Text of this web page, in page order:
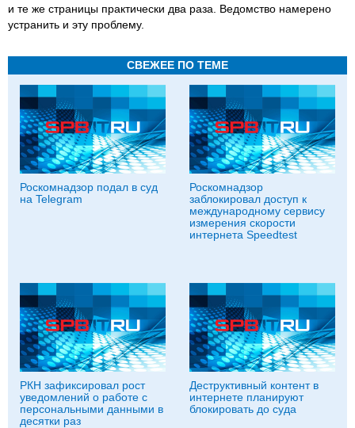
и те же страницы практически два раза. Ведомство намерено
устранить и эту проблему.
СВЕЖЕЕ ПО ТЕМЕ
Роскомнадзор подал в суд
на Telegram
Роскомнадзор
заблокировал доступ к
международному сервису
измерения скорости
интернета Speedtest
РКН зафиксировал рост
уведомлений о работе с
персональными данными в
десятки раз
Деструктивный контент в
интернете планируют
блокировать до суда